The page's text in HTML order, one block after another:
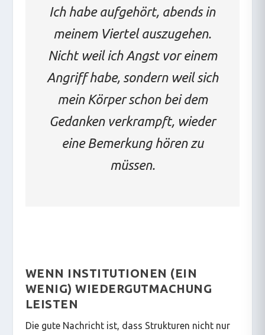
Ich habe aufgehört, abends in
meinem Viertel auszugehen.
Nicht weil ich Angst vor einem
Angriff habe, sondern weil sich
mein Körper schon bei dem
Gedanken verkrampft, wieder
eine Bemerkung hören zu
müssen.
WENN INSTITUTIONEN (EIN
WENIG) WIEDERGUTMACHUNG
LEISTEN
Die gute Nachricht ist, dass Strukturen nicht nur